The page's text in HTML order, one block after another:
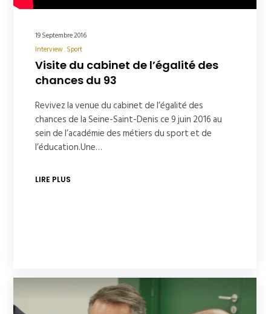
19 Septembre 2016
Interview Sport
Visite du cabinet de l’égalité des
chances du 93
Revivez la venue du cabinet de l’égalité des
chances de la Seine-Saint-Denis ce 9 juin 2016 au
sein de l’académie des métiers du sport et de
l’éducation.Une…
LIRE PLUS